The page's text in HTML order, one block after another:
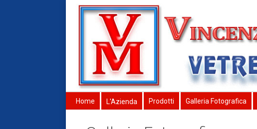
Home L'Azienda Prodotti Galleria Fotografica